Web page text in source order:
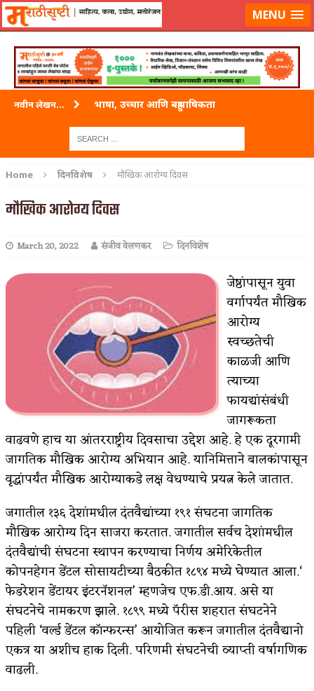
लॉग-इन करा|लेखक नोंदणी कराMENU
नवीन लेखन... भाषा, उच्चार आणि बहुभाषिकता
ताम्र – एक अफलातून धातू (COPPER)
अशी एक कविता लिहू इच्छिते
पाटलाची विहीर
शपथ
पुस्तके बदलायची आहेत तुम्हाला!
किती घोषणांचा पाऊस होता
कसं हुईन तं हू माय…
काळजाचे प्रेत
चमकदार चांदी
आदिवासींचा डॉक्टर, समाजसेवेचा ध्यास : डॉ. राहुल
जोशी
डेंग्यू: ताप उतरला म्हणजे धोका टळला असे नाही!
४ जुलै – इतिहासात घडलेल्या महत्त्वाच्या घटना
सुवर्ण – झळाळी
‘अर्थ’पूर्ण हास्य
अष्टपैलू : खंडू रांगणेकर
अपूर्ण कथा
Home दिनविशेष मौखिक आरोग्य दिवस
मौखिक आरोग्य दिवस
March 20, 2022 संजीव वेलणकर दिनविशेष
जेष्ठांपासून युवा
वर्गापर्यंत मौखिक
आरोग्य
स्वच्छतेची
काळजी आणि
त्याच्या
फायद्यांसंबंधी
जागरूकता
वाढवणे हाच या आंतरराष्ट्रीय दिवसाचा उद्देश आहे. हे एक दूरगामी
जागतिक मौखिक आरोग्य अभियान आहे. यानिमित्ताने बालकांपासून
वृद्धांपर्यंत मौखिक आरोग्याकडे लक्ष वेधण्याचे प्रयत्न केले जातात.
जगातील १३६ देशांमधील दंतवैद्यांच्या १९१ संघटना जागतिक
मौखिक आरोग्य दिन साजरा करतात. जगातील सर्वच देशांमधील
दंतवैद्यांची संघटना स्थापन करण्याचा निर्णय अमेरिकेतील
कोपनहेगन डेंटल सोसायटीच्या बैठकीत १८९४ मध्ये घेण्यात आला.‘
फेडरेशन डेंटायर इंटरनॅशनल’ म्हणजेच एफ.डी.आय. असे या
संघटनेचे नामकरण झाले. १८९९ मध्ये पॅरीस शहरात संघटनेने
पहिली ‘वर्ल्ड डेंटल कॉन्फरन्स’ आयोजित करून जगातील दंतवैद्यानो
एकत्र या अशीच हाक दिली. परिणमी संघटनेची व्याप्ती वर्षागणिक
वाढली.